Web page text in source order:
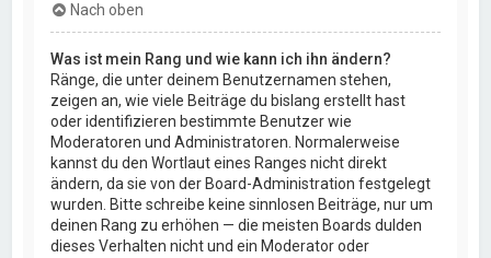
Nach oben
Was ist mein Rang und wie kann ich ihn ändern?
Ränge, die unter deinem Benutzernamen stehen,
zeigen an, wie viele Beiträge du bislang erstellt hast
oder identifizieren bestimmte Benutzer wie
Moderatoren und Administratoren. Normalerweise
kannst du den Wortlaut eines Ranges nicht direkt
ändern, da sie von der Board-Administration festgelegt
wurden. Bitte schreibe keine sinnlosen Beiträge, nur um
deinen Rang zu erhöhen — die meisten Boards dulden
dieses Verhalten nicht und ein Moderator oder